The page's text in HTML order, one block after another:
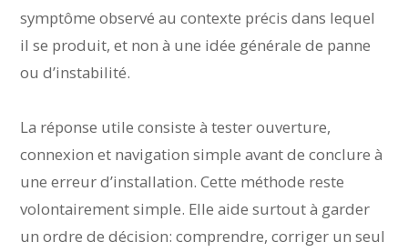
symptôme observé au contexte précis dans lequel
il se produit, et non à une idée générale de panne
ou d’instabilité.
La réponse utile consiste à tester ouverture,
connexion et navigation simple avant de conclure à
une erreur d’installation. Cette méthode reste
volontairement simple. Elle aide surtout à garder
un ordre de décision: comprendre, corriger un seul